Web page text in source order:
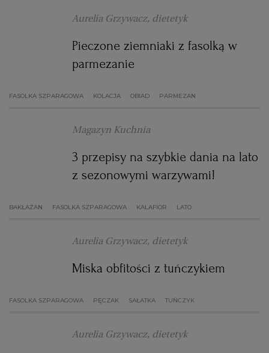
Aurelia Grzywacz, dietetyk
Pieczone ziemniaki z fasolką w
parmezanie
FASOLKA SZPARAGOWA KOLACJA OBIAD PARMEZAN
Magazyn Kuchnia
3 przepisy na szybkie dania na lato
z sezonowymi warzywami!
BAKŁAŻAN FASOLKA SZPARAGOWA KALAFIOR LATO
Aurelia Grzywacz, dietetyk
Miska obfitości z tuńczykiem
FASOLKA SZPARAGOWA PĘCZAK SAŁATKA TUŃCZYK
Aurelia Grzywacz, dietetyk